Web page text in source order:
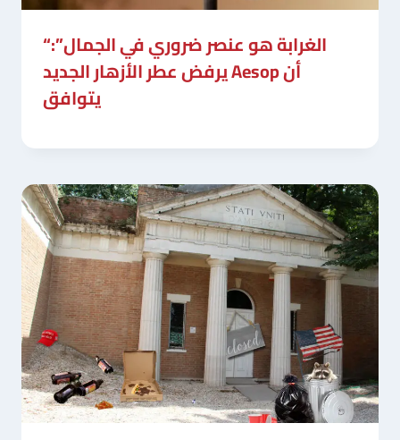
“الغرابة هو عنصر ضروري في الجمال”:
يرفض عطر الأزهار الجديد Aesop أن
يتوافق